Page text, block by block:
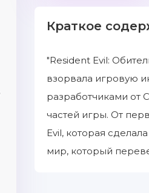
Краткое
"Resident Evil:
взорвала игровую
разработчиками от
частей игры. От
Evil, которая
мир, который